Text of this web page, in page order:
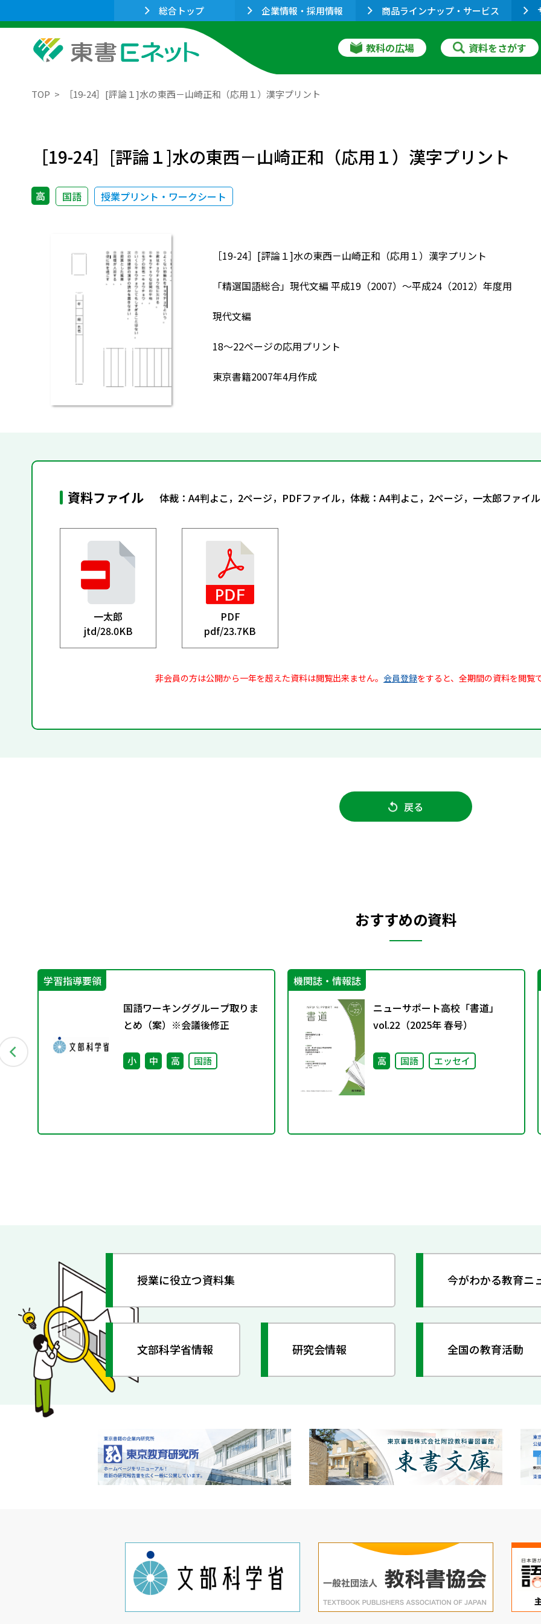
総合トップ 企業情報・採用情報 商品ラインナップ・サービス
教科の広場 資料をさがす
TOP ［19-24］[評論１]水の東西－山崎正和（応用１）漢字プリント
［19-24］[評論１]水の東西－山崎正和（応用１）漢字プリント
高 国語 授業プリント・ワークシート
［19-24］[評論１]水の東西－山崎正和（応用１）漢字プリント
「精選国語総合」現代文編 平成19（2007）～平成24（2012）年度用
現代文編
18～22ページの応用プリント
東京書籍2007年4月作成
資料ファイル 体裁：A4判よこ，2ページ，PDFファイル，体裁：A4判よこ，2ページ，一太郎ファイル
一太郎
jtd/28.0KB
PDF
pdf/23.7KB
非会員の方は公開から一年を超えた資料は閲覧出来ません。 会員登録をすると、全期間の資料を閲覧
戻る
おすすめの資料
学習指導要領
国語ワーキンググループ取りま
とめ（案）※会議後修正
小 中 高 国語
機関誌・情報誌
ニューサポート高校「書道」
vol.22（2025年 春号）
高 国語 エッセイ
授業に役立つ資料集 今がわかる教育ニ
文部科学省情報 研究会情報 全国の教育活動